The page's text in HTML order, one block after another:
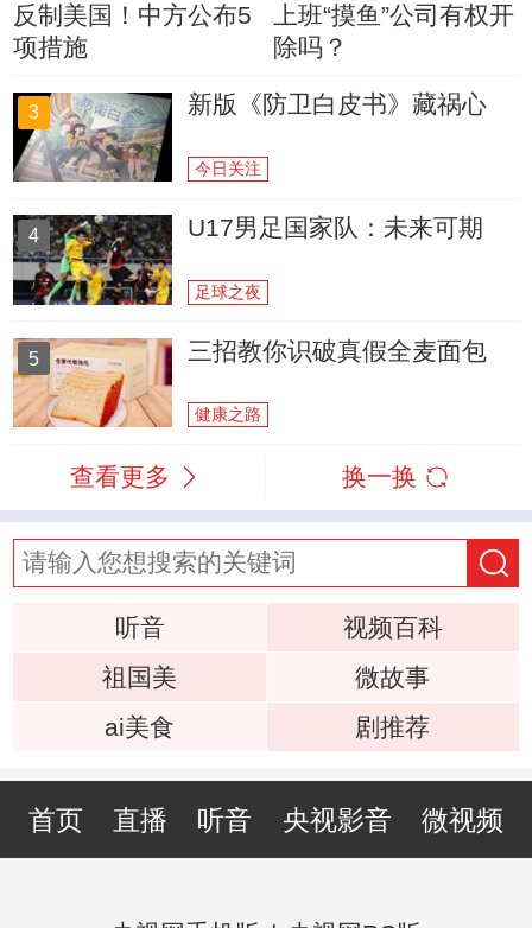
反制美国！中方公布5
项措施
上班“摸鱼”公司有权开
除吗？
3 新版《防卫白皮书》藏祸心
今日关注
4 U17男足国家队：未来可期
足球之夜
5 三招教你识破真假全麦面包
健康之路
查看更多 换一换
听音
视频百科
祖国美
微故事
ai美食
剧推荐
首页 直播 听音 央视影音 微视频